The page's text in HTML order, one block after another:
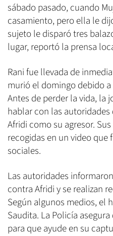
sábado pasado, cuando
casamiento, pero ella le
sujeto le disparó tres
lugar, reportó la prensa
Rani fue llevada de
murió el domingo debido
Antes de perder la vida, la
hablar con las
Afridi como su agresor.
recogidas en un video que
sociales.
Las autoridades
contra Afridi y se realizan
Según algunos medios, el
Saudita. La Policía
para que ayude en su